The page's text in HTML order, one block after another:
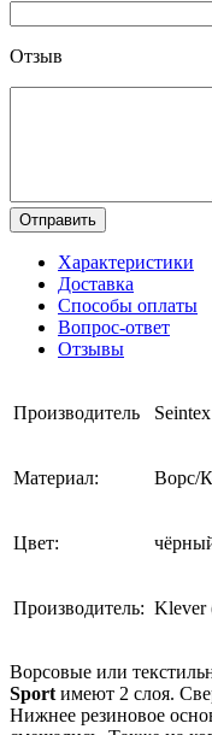
Отзыв
Отправить
Характеристики
Доставка
Способы оплаты
Вопрос-ответ
Отзывы
Производитель
Материал: Ворс/
Цвет:
Производитель: Klever
Ворсовые или
Sport имеют 2 слоя.
Нижнее резиновое